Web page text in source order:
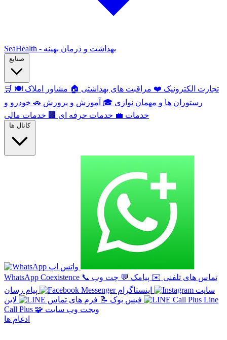
SeaHealth - بهداشت و درمان بهینه
🛒 تجارت الکترونیک ❤️ مراقبت های بهداشتی 🏠 مشاور املاک 🍽️
رستوران ها و مهمان نوازی 🎓 آموزش و پرورش 🚗 خودرو و
خدمات 💼 خدمات حرفه ای 🏢 خدمات مالی
کانال ها
WhatsApp Coexistence 📞 تماس های تلفنی ✉️ پیامک 💬 چت وب
سایت
اینستاگرام
پیام رسان
فیس بوک 📝 فرم های تماس
Line
Call Plus 🧩 ویجت وب سایت
ادغام ها